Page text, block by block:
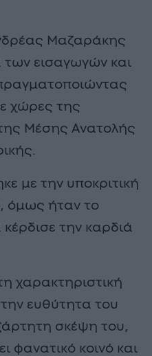
Μαζαράκης
των εισαγωγών και
χώρες της
Μέσης Ανατολής
με την υποκριτική
όμως ήταν το
την καρδιά
χαρακτηριστική
ευθύτητα του
σκέψη του,
φανατικό κοινό και